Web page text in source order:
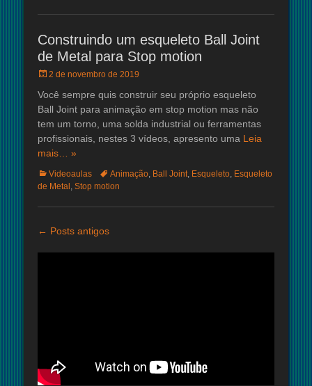
Construindo um esqueleto Ball Joint
de Metal para Stop motion
Posted
2 de novembro de 2019
Você sempre quis construir seu próprio esqueleto
Ball Joint para animação em stop motion mas não
tem um torno, uma solda industrial ou ferramentas
profissionais, nestes 3 vídeos, apresento uma Leia
mais… »
Categorias:
Videoaulas Tags:Animação, Ball Joint, Esqueleto, Esqueleto
de Metal , Stop motion
Navegação
← Posts antigos